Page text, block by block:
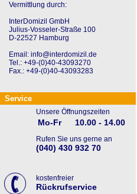
Vermittlung durch:
InterDomizil GmbH
Julius-Vosseler-Straße 100
D-22527 Hamburg
Email: info@interdomizil.de
Tel.: +49-(0)40-43093270
Fax.: +49-(0)40-43093283
Service
Unsere Öffnungszeiten
Mo-Fr 10.00 - 14.00
Rufen Sie uns gerne an
(040) 430 932 70
kostenfreier
Rückrufservice